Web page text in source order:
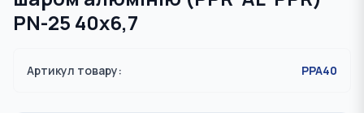
PN-25 40х6,7
Артикул товару: PPA40